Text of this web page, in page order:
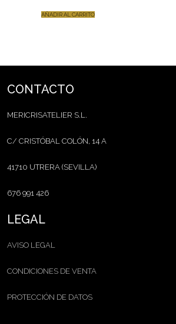
AÑADIR AL CARRITO
CONTACTO
MERICRISATELIER S.L.
C/ CRISTÓBAL COLÓN, 14 A
41710 UTRERA (SEVILLA)
676 991 426
LEGAL
AVISO LEGAL
CONDICIONES DE VENTA
PROTECCIÓN DE DATOS